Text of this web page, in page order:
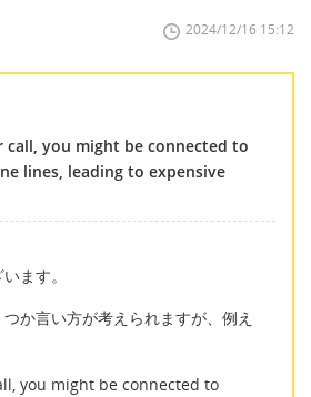
2024/12/16 15:12
you might be connected to
lines, leading to expensive
ます。
か言い方が考えられますが、例え
you might be connected to